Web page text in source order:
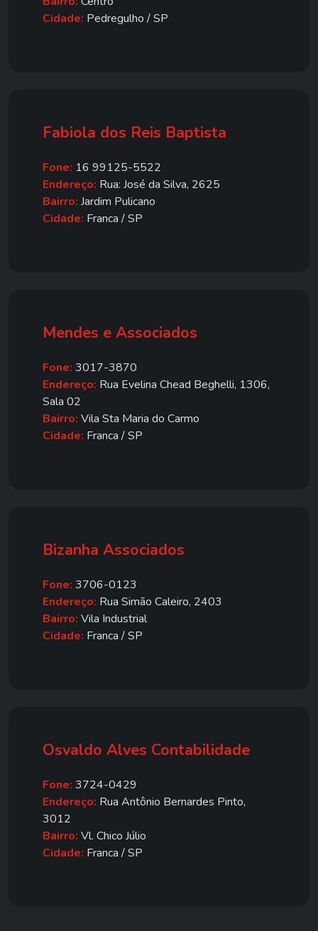
Cidade: Pedregulho / SP
Fabiola dos Reis Baptista
Fone: 16 99125-5522
Endereço: Rua: José da Silva, 2625
Bairro: Jardim Pulicano
Cidade: Franca / SP
Mendes e Associados
Fone: 3017-3870
Endereço: Rua Evelina Chead Beghelli, 1306,
Sala 02
Bairro: Vila Sta Maria do Carmo
Cidade: Franca / SP
Bizanha Associados
Fone: 3706-0123
Endereço: Rua Simão Caleiro, 2403
Bairro: Vila Industrial
Cidade: Franca / SP
Osvaldo Alves Contabilidade
Fone: 3724-0429
Endereço: Rua Antônio Bernardes Pinto,
3012
Bairro: Vl. Chico Júlio
Cidade: Franca / SP